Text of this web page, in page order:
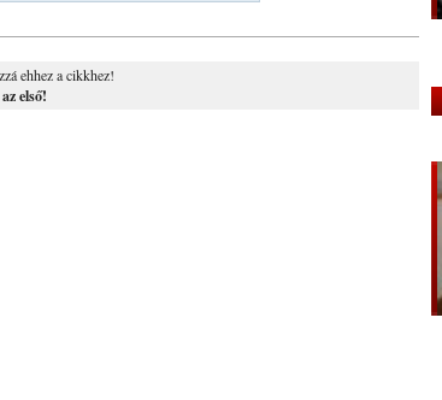
ehhez a cikkhez!
első!